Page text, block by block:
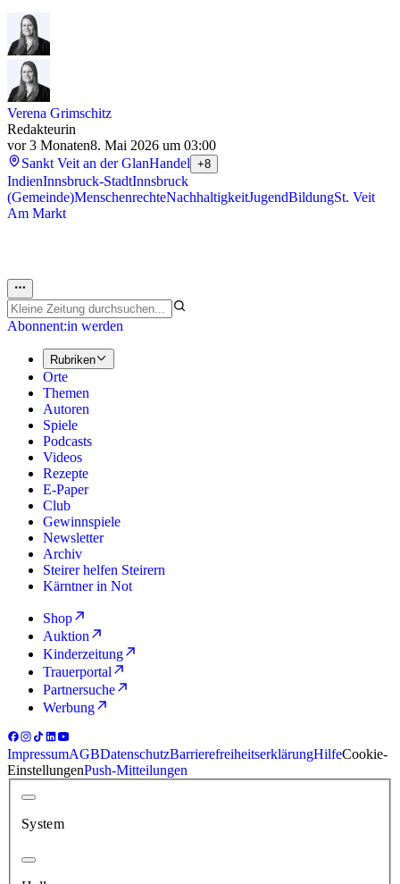
Verena Grimschitz
Redakteurin
vor 3 Monaten8. Mai 2026 um 03:00
Sankt Veit an der GlanHandel +8
IndienInnsbruck-StadtInnsbruck
(Gemeinde)MenschenrechteNachhaltigkeitJugendBildungSt. Veit
Am Markt
Abonnent:in werden
Rubriken
Orte
Themen
Autoren
Spiele
Podcasts
Videos
Rezepte
E-Paper
Club
Gewinnspiele
Newsletter
Archiv
Steirer helfen Steirern
Kärntner in Not
Shop
Auktion
Kinderzeitung
Trauerportal
Partnersuche
Werbung
ImpressumAGBDatenschutzBarrierefreiheitserklärungHilfeCookie-
EinstellungenPush-Mitteilungen
System